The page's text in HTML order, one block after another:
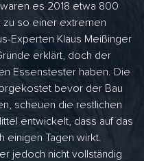
es 2018 etwa 800
zu so einer extremen
Experten Klaus Meißinger
erklärt, doch der
Essenstester haben. Die
bevor der Bau
scheuen die restlichen
entwickelt, dass auf das
einigen Tagen wirkt.
jedoch nicht vollständig